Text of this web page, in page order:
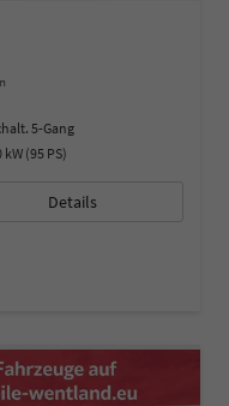
5-Gang
kW (95 PS)
Details